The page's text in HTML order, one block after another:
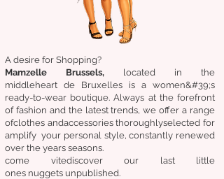
A desire for Shopping?
Mamzelle Brussels, located in the
middleheart de Bruxelles is a women&#39;s
ready-to-wear boutique. Always at the forefront
of fashion and the latest trends, we offer a range
ofclothes andaccessories thoroughlyselected for
amplify your personal style, constantly renewed
over the years seasons.
come vitediscoverour last little
ones nuggets unpublished.